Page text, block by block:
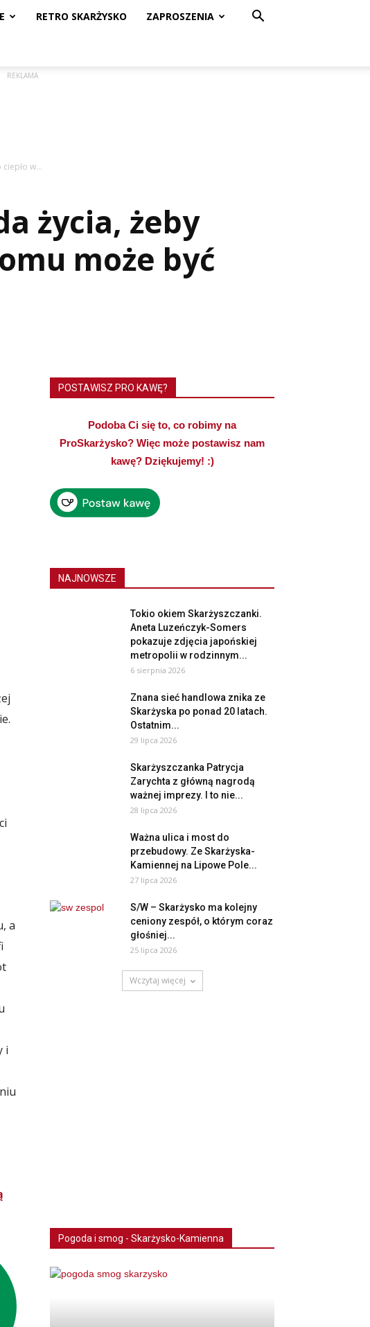
RETRO SKARŻYSKO ZAPROSZENIA
REKLAMA
w...
życia, żeby
może być
a
i
POSTAWISZ PRO KAWĘ?
Podoba Ci się to, co robimy na
ProSkarżysko? Więc może postawisz nam
kawę? Dziękujemy! :)
NAJNOWSZE
Tokio okiem Skarżyszczanki.
Aneta Luzeńczyk-Somers
pokazuje zdjęcia japońskiej
metropolii w rodzinnym...
6 sierpnia 2026
Znana sieć handlowa znika ze
Skarżyska po ponad 20 latach.
Ostatnim...
29 lipca 2026
Skarżyszczanka Patrycja
Zarychta z główną nagrodą
ważnej imprezy. I to nie...
28 lipca 2026
Ważna ulica i most do
przebudowy. Ze Skarżyska-
Kamiennej na Lipowe Pole...
27 lipca 2026
S/W – Skarżysko ma kolejny
ceniony zespół, o którym coraz
głośniej...
25 lipca 2026
Wczytaj więcej
Pogoda i smog - Skarżysko-Kamienna